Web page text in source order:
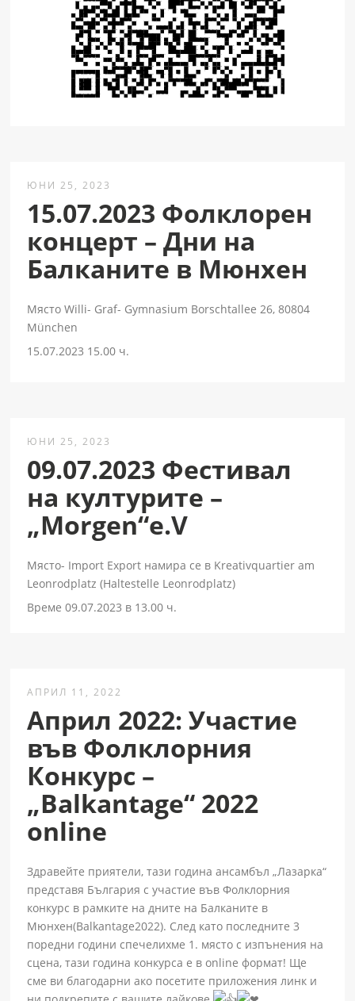
ЮНИ 25, 2023
15.07.2023 Фолклорен
концерт – Дни на
Балканите в Мюнхен
Място Willi- Graf- Gymnasium Borschtallee 26, 80804
München
15.07.2023 15.00 ч.
ЮНИ 25, 2023
09.07.2023 Фестивал
на културите –
„Morgen“e.V
Място- Import Export намира се в Kreativquartier am
Leonrodplatz (Haltestelle Leonrodplatz)
Време 09.07.2023 в 13.00 ч.
АПРИЛ 11, 2022
Април 2022: Участие
във Фолклорния
Конкурс –
„Balkantage“ 2022
online
Здравейте приятели, тази година ансамбъл „Лазарка“
представя България с участие във Фолклорния
конкурс в рамките на дните на Балканите в
Мюнхен(Balkantage2022). След като последните 3
поредни години спечелихме 1. място с изпънения на
сцена, тази година конкурса е в online формат! Ще
сме ви благодарни ако посетите приложения линк и